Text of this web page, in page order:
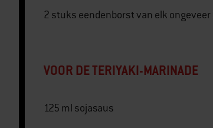
2 stuks eendenborst van elk
VOOR DE TERIYAKI-MARINADE
125 ml sojasaus